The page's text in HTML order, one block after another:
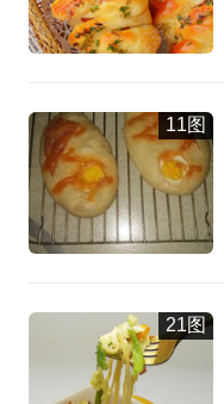
11图
21图